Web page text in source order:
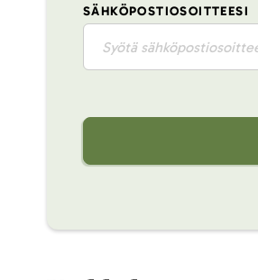
SÄHKÖPOSTIOSOITTEESI